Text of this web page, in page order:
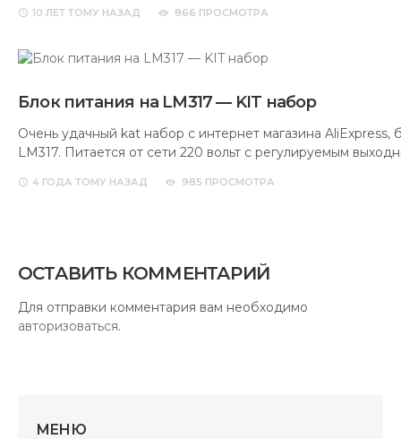
10 ЛЕТ ТОМУ НАЗАД 866 ПРОСМОТРА
Блок питания на LM317 — KIT набор
Очень удачный kat набор с интернет магазина AliExpress,
LM317. Питается от сети 220 вольт с регулируемым
4 ГОДА ТОМУ НАЗАД 985 ПРОСМОТРА
ОСТАВИТЬ КОММЕНТАРИЙ
Для отправки комментария вам необходимо
авторизоваться.
МЕНЮ